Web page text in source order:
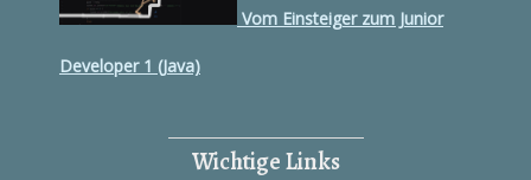
Vom Einsteiger zum Junior
Developer 1 (Java)
Wichtige Links